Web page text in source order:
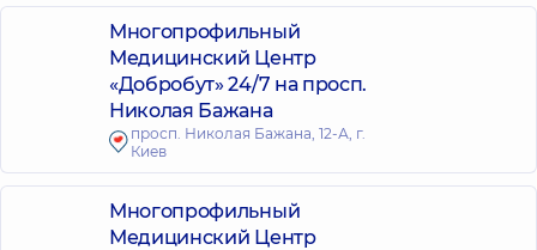
Многопрофильный
Медицинский Центр
«Добробут» 24/7 на просп.
Николая Бажана
просп. Николая Бажана, 12-А, г.
Киев
Многопрофильный
Медицинский Центр